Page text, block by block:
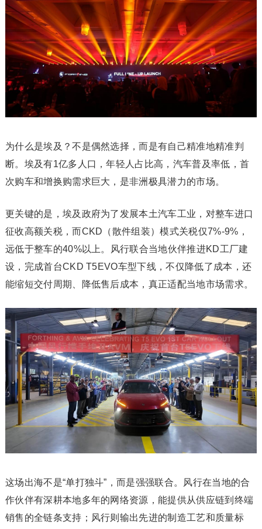
为什么是埃及？不是偶然选择，而是有自己精准地精准判
断。埃及有1亿多人口，年轻人占比高，汽车普及率低，首
次购车和增换购需求巨大，是非洲极具潜力的市场。
更关键的是，埃及政府为了发展本土汽车工业，对整车进口
征收高额关税，而CKD（散件组装）模式关税仅7%-9%，
远低于整车的40%以上。风行联合当地伙伴推进KD工厂建
设，完成首台CKD T5EVO车型下线，不仅降低了成本，还
能缩短交付周期、降低售后成本，真正适配当地市场需求。
这场出海不是“单打独斗”，而是强强联合。风行在当地的合
作伙伴有深耕本地多年的网络资源，能提供从供应链到终端
销售的全链条支持；风行则输出先进的制造工艺和质量标